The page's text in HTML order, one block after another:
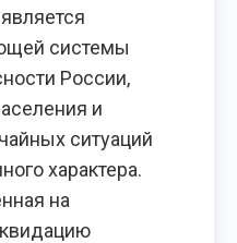
системы
России,
и
ситуаций
характера.
на